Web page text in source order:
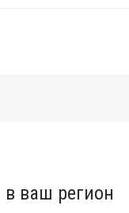
ваш регион